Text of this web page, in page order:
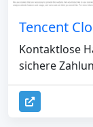
Tencent
Kontaktlose
sichere